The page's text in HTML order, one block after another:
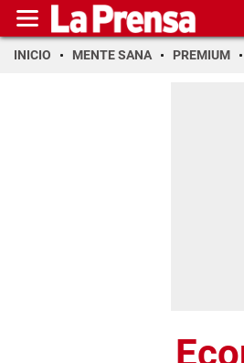
INICIO MENTE SANA PREMIUM